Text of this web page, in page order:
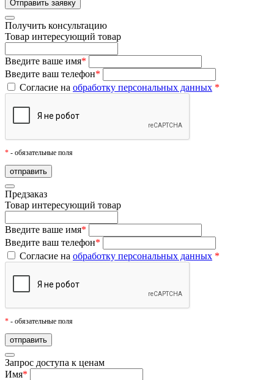
Получить консультацию
Товар интересующий товар
Введите ваше имя*
Введите ваш телефон*
Согласие на обработку персональных данных *
* - обязательные поля
Предзаказ
Товар интересующий товар
Введите ваше имя*
Введите ваш телефон*
Согласие на обработку персональных данных *
* - обязательные поля
Запрос доступа к ценам
Имя*